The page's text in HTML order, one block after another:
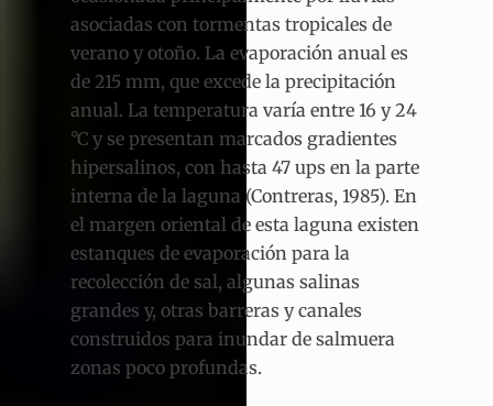
asociadas con tormentas tropicales de
verano y otoño. La evaporación anual es
de 215 mm, que excede la precipitación
anual. La temperatura varía entre 16 y 24
°C y se presentan marcados gradientes
hipersalinos, con hasta 47 ups en la parte
interna de la laguna (Contreras, 1985). En
el margen oriental de esta laguna existen
estanques de evaporación para la
recolección de sal, algunas salinas
grandes y, otras barreras y canales
construidos para inundar de salmuera
zonas poco profundas.